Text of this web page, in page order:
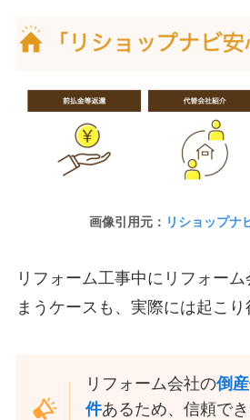
画像引用元： リショップナ
リフォーム工事中にリフォー
まうケースも、実際には起こり
リフォーム会社の倒
件あるため、信頼で